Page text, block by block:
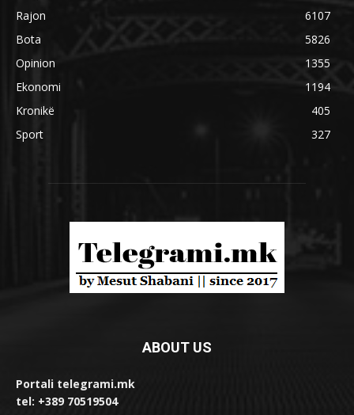
Rajon
6107
Bota
5826
Opinion
1355
Ekonomi
1194
Kronikë
405
Sport
327
ABOUT US
Portali telegrami.mk
tel: +389 70519504